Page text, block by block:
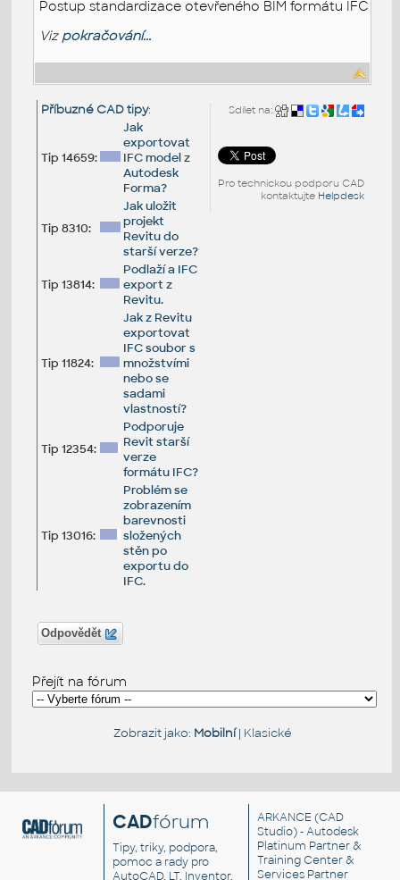
Postup standardizace otevřeného BIM formátu IFC
Viz pokračování...
Sdílet na:
Pro technickou podporu CAD
kontaktujte Helpdesk
Příbuzné CAD tipy:
Tip 14659:
Jak
exportovat
IFC model z
Autodesk
Forma?
Tip 8310:
Jak uložit
projekt
Revitu do
starší verze?
Tip 13814:
Podlaží a IFC
export z
Revitu.
Tip 11824:
Jak z Revitu
exportovat
IFC soubor s
množstvími
nebo se
sadami
vlastností?
Tip 12354:
Podporuje
Revit starší
verze
formátu IFC?
Tip 13016:
Problém se
zobrazením
barevnosti
složených
stěn po
exportu do
IFC.
Odpovědět
Přejít na fórum
Zobrazit jako: Mobilní| Klasické
CADfórum
Tipy, triky, podpora,
pomoc a rady pro
AutoCAD, LT, Inventor,
ARKANCE (CAD
Studio) - Autodesk
Platinum Partner &
Training Center &
Services Partner